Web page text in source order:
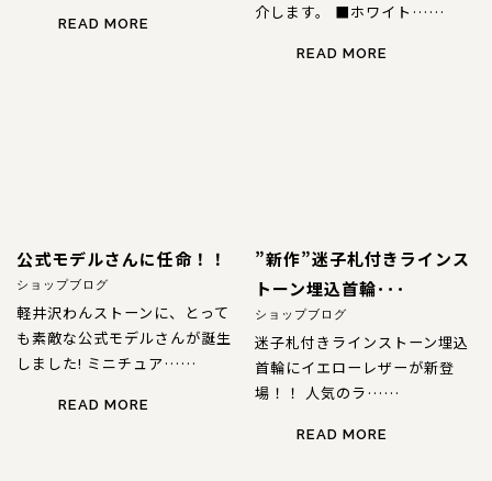
READ MORE
介します。 ■ホワイト……
READ MORE
公式モデルさんに任命！！
ショップブログ
軽井沢わんストーンに、とって
も素敵な公式モデルさんが誕生
しました! ミニチュア……
READ MORE
”新作”迷子札付きラインス
トーン埋込首輪･･･
ショップブログ
迷子札付きラインストーン埋込
首輪にイエローレザーが新登
場！！ 人気のラ……
READ MORE